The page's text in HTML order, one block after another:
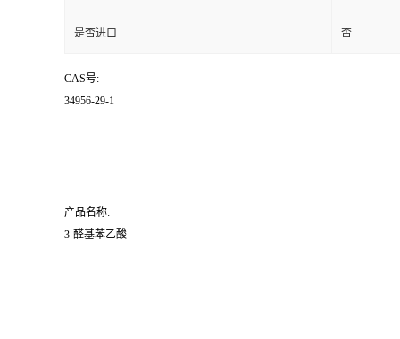
是否进口 否
CAS号:
34956-29-1
产品名称:
3-醛基苯乙酸